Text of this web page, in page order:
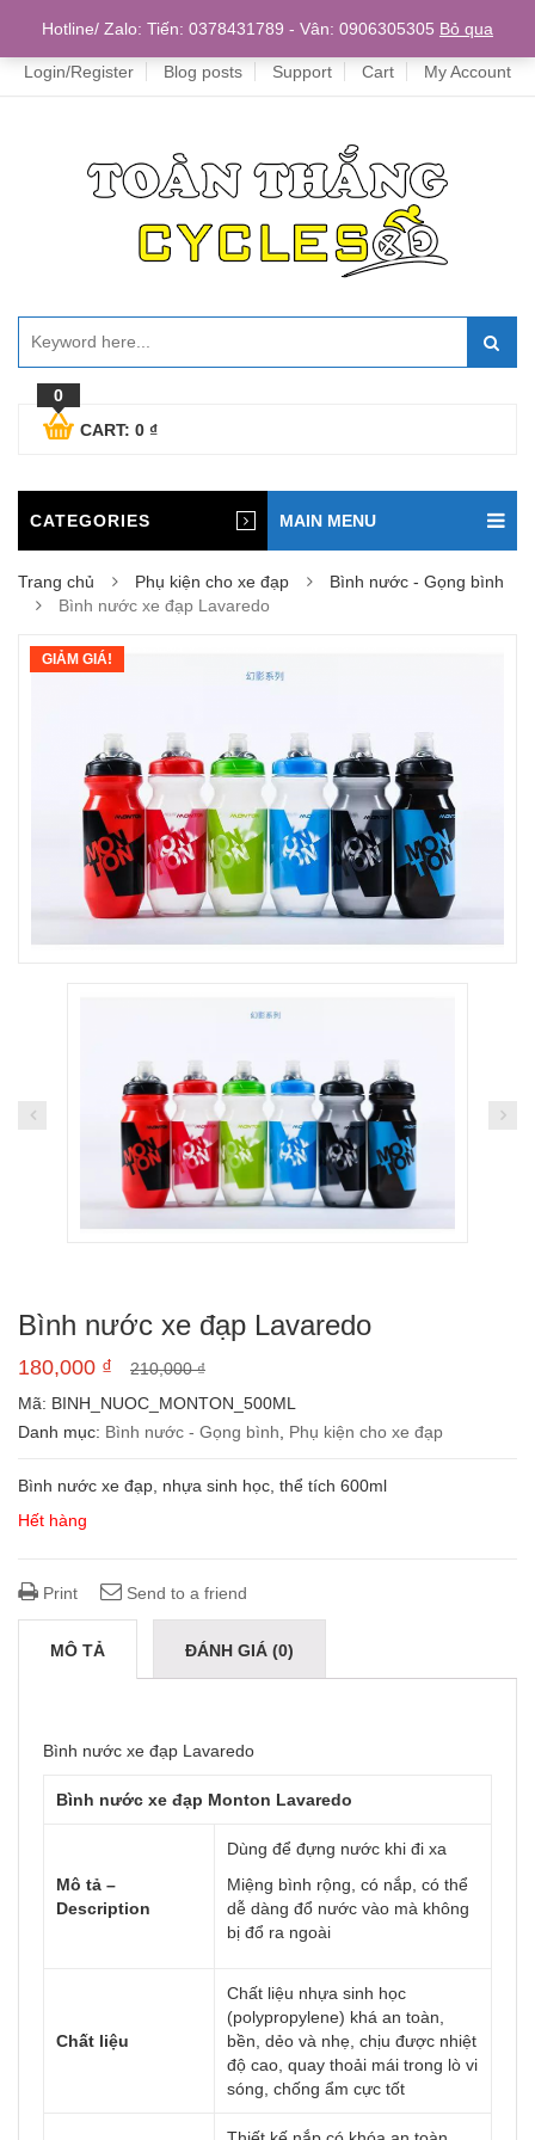
Home
Login/Register Blog posts Support Cart My Account
0
CART: 0 ₫
CATEGORIES MAIN MENU
Trang chủ Phụ kiện cho xe đạp
Bình nước - Gọng bình
Bình nước xe đạp Lavaredo
GIẢM GIÁ!
Bình nước xe đạp Lavaredo
210,000₫
180,000 ₫
Mã: BINH_NUOC_MONTON_500ML
Danh mục: Bình nước - Gọng bình Phụ kiện cho xe đạp
Bình nước xe đạp, nhựa sinh học, thể tích 600ml
Hết hàng
Print Send to a friend
MÔ TẢ ĐÁNH GIÁ (0)
Bình nước xe đạp Lavaredo
Bình nước xe đạp Monton Lavaredo
Mô tả –
Description
Dùng để đựng nước khi đi xa
Miệng bình rộng, có nắp, có thể
dễ dàng đổ nước vào mà không
bị đổ ra ngoài
Chất liệu
Chất liệu nhựa sinh học
(polypropylene) khá an toàn,
bền, dẻo và nhẹ, chịu được nhiệt
độ cao, quay thoải mái trong lò vi
sóng, chống ẩm cực tốt
Hotline/ Zalo: Tiến: 0378431789 - Vân: 0906305305 Bỏ qua